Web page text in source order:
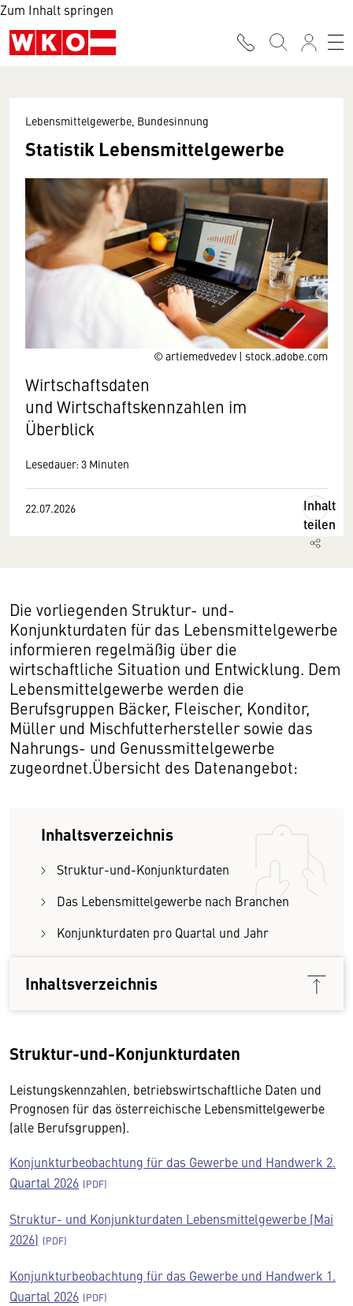
Zum Inhalt springen
© artiemedvedev | stock.adobe.com
Lebensmittelgewerbe, Bundesinnung
Statistik Lebensmittelgewerbe
Wirtschaftsdaten
und Wirtschaftskennzahlen im
Überblick
Lesedauer: 3 Minuten
22.07.2026
Inhalt
teilen
Die vorliegenden Struktur- und-
Konjunkturdaten für das Lebensmittelgewerbe
informieren regelmäßig über die
wirtschaftliche Situation und Entwicklung. Dem
Lebensmittelgewerbe werden die
Berufsgruppen Bäcker, Fleischer, Konditor,
Müller und Mischfutterhersteller sowie das
Nahrungs- und Genussmittelgewerbe
zugeordnet.Übersicht des Datenangebot:
Inhaltsverzeichnis
Struktur-und-Konjunkturdaten
Das Lebensmittelgewerbe nach Branchen
Konjunkturdaten pro Quartal und Jahr
Inhaltsverzeichnis
Struktur-und-Konjunkturdaten
Leistungskennzahlen, betriebswirtschaftliche Daten und
Prognosen für das österreichische Lebensmittelgewerbe
(alle Berufsgruppen).
Konjunkturbeobachtung für das Gewerbe und Handwerk 2.
Quartal 2026
Struktur- und Konjunkturdaten Lebensmittelgewerbe (Mai
2026)
Konjunkturbeobachtung für das Gewerbe und Handwerk 1.
Quartal 2026